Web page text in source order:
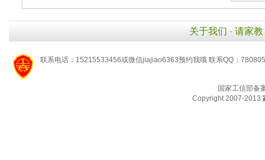
关于我们 - 请家教
联系电话：15215533456或微信jiajiao6363预约我哦 联系QQ：
国家工信部备
Copyright 2007-2013